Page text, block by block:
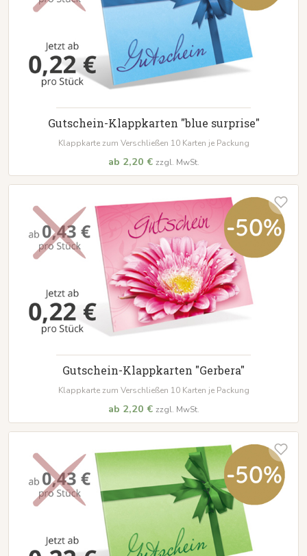
Gutschein-Klappkarten "blue surprise"
Klappkarte zum Verschließen 10 Karten je Packung
ab 2,20 € zzgl. MwSt.
Gutschein-Klappkarten "Gerbera"
Klappkarte zum Verschließen 10 Karten je Packung
ab 2,20 € zzgl. MwSt.